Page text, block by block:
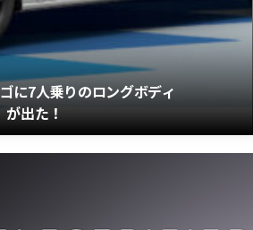
に7人乗りのロングボディ
が出た！